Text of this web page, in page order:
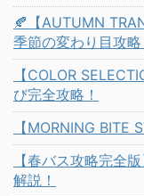
🍂【AUTUMN
季節の変わり目攻
【COLOR
び完全攻略！
【MORNING BITE
【春バス攻略完全
解説！